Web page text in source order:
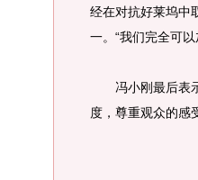
经在对抗好莱坞中
一。“我们完全可
冯小刚最后表示
度，尊重观众的感